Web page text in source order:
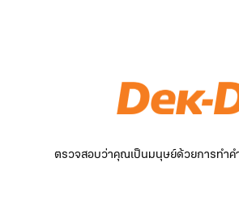
ตรวจสอบว่าคุณเป็นมนุษย์ด้วยการทำค